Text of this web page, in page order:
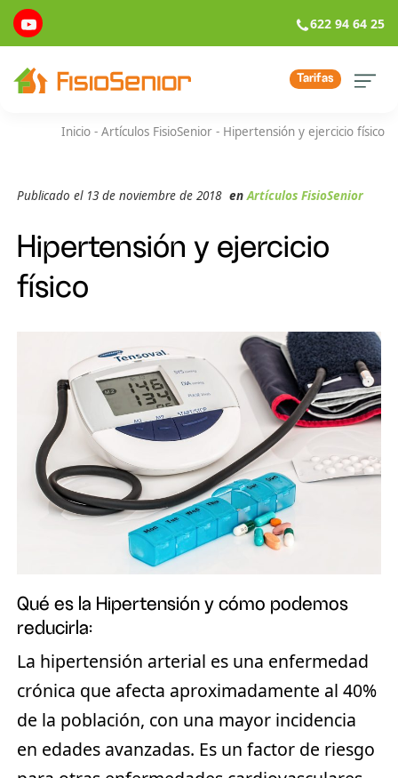
622 94 64 25
Tarifas
Inicio - Artículos FisioSenior - Hipertensión y ejercicio físico
Publicado el 13 de noviembre de 2018 enArtículos FisioSenior
Hipertensión y ejercicio
físico
Qué es la Hipertensión y cómo podemos
reducirla:
La hipertensión arterial es una enfermedad
crónica que afecta aproximadamente al 40%
de la población, con una mayor incidencia
en edades avanzadas. Es un factor de riesgo